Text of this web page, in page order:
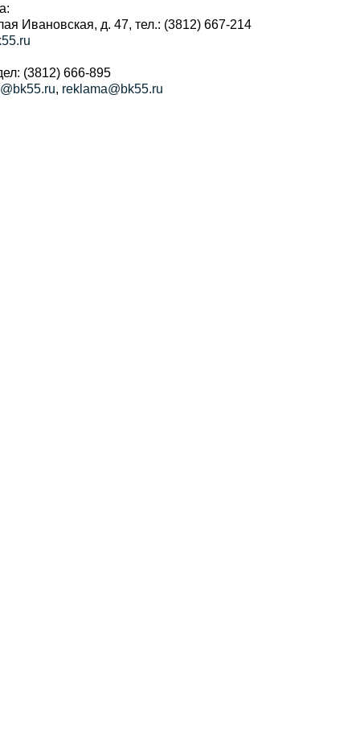
Ивановская, д. 47, тел.: (3812) 667-214
(3812) 666-895
, reklama@bk55.ru